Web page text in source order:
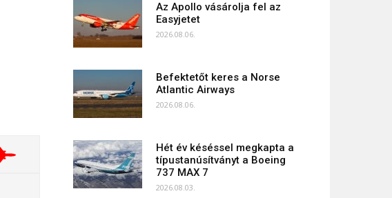
Az Apollo vásárolja fel az
Easyjetet
2026.08.06.
Befektetőt keres a Norse
Atlantic Airways
2026.08.06.
Hét év késéssel megkapta a
típustanúsítványt a Boeing
737 MAX 7
2026.08.03.